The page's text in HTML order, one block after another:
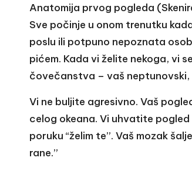
Anatomija prvog pogleda
Sve počinje u onom trenutku
poslu ili potpuno nepoznata
pićem. Kada vi želite nekoga, vi
čovečanstva – vaš neptunovski,
Vi ne buljite agresivno. Vaš
celog okeana. Vi uhvatite
poruku “želim te”. Vaš mozak
rane.”